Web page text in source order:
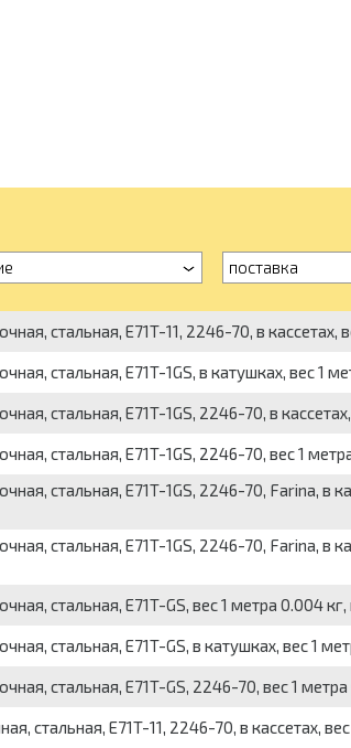
поставка
стальная, E71T-11, 2246-70, в кассетах,
стальная, E71T-1GS, в катушках, вес 1
стальная, E71T-1GS, 2246-70, в
стальная, E71T-1GS, 2246-70, вес 1
стальная, E71T-1GS, 2246-70, Farina, в
стальная, E71T-1GS, 2246-70, Farina, в
стальная, E71T-GS, вес 1 метра 0.004 кг,
стальная, E71T-GS, в катушках, вес 1
стальная, E71T-GS, 2246-70, вес 1 метра
стальная, E71T-11, 2246-70, в кассетах,